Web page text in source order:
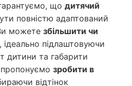
що дитячий
повністю адаптований
можете збільшити чи
, ідеально підлаштовуючи
дитини та габарити
зробити в
відтінок